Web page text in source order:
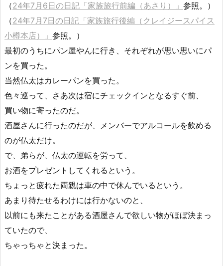
（24年7月6日の日記「家族旅行前編（あさり）」 参照。）
（24年7月7日の日記「家族旅行後編（クレイジースパイス
小樽本店）」 参照。）
最初のうちにパン屋やんに行き、それぞれが思い思いにパ
ンを買った。
当然仏太はカレーパンを買った。
色々巡って、さあ次は宿にチェックインとなるすぐ前、
買い物に寄ったのだ。
酒屋さんに行ったのだが、メンバーでアルコールを飲める
のが仏太だけ。
で、弟らが、仏太の運転を労って、
お酒をプレゼントしてくれるという。
ちょっと疲れた両親は車の中で休んでいるという。
あまり待たせるわけには行かないのと、
以前にも来たことがある酒屋さんで欲しい物がほぼ決まっ
ていたので、
ちゃっちゃと決まった。